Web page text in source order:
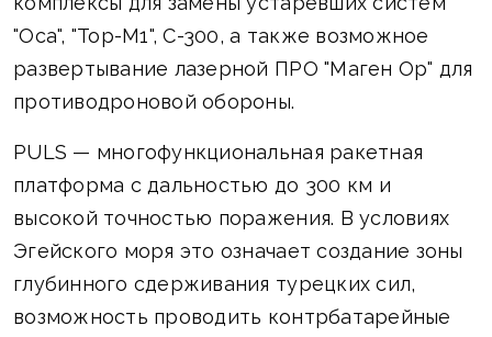
"Оса", "Тор-М1", С-300, а также возможное
развертывание лазерной ПРО "Маген Ор" для
противодроновой обороны.
PULS — многофункциональная ракетная
платформа с дальностью до 300 км и
высокой точностью поражения. В условиях
Эгейского моря это означает создание зоны
глубинного сдерживания турецких сил,
возможность проводить контрбатарейные